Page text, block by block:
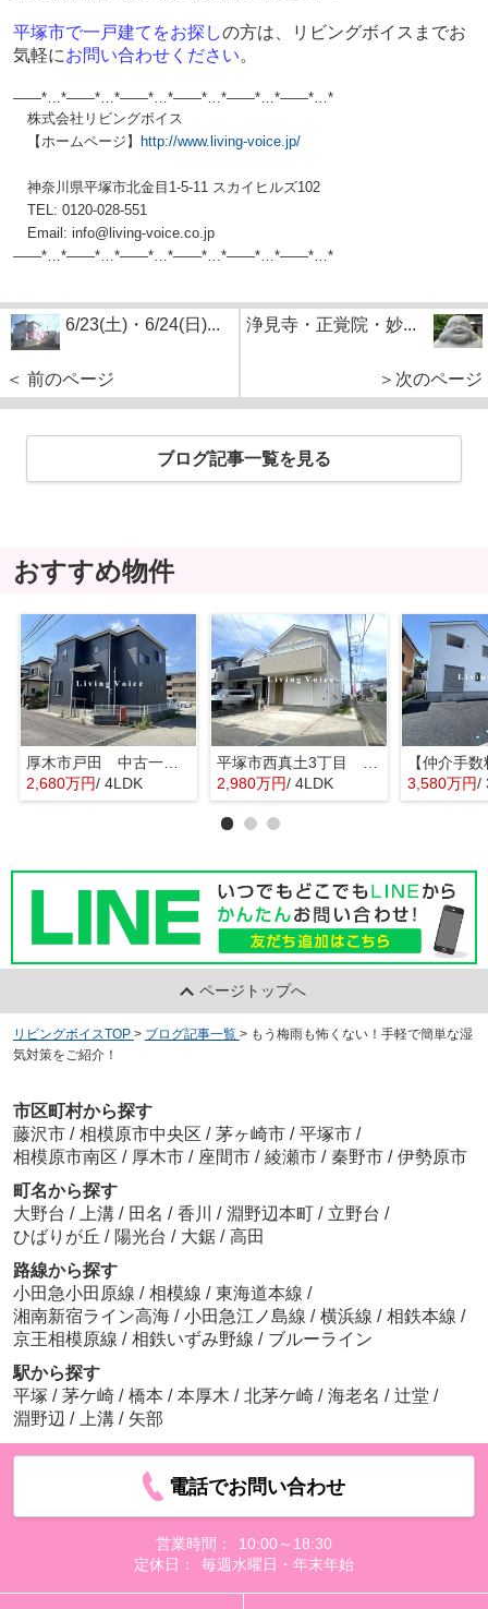
平塚市で一戸建てをお探しの方は、リビングボイスまでお
気軽にお問い合わせく ださい。
——*…*——*…*——*…*——*…*——*…*——*…*
株式会社リビングボイス
【ホームページ】 http://www.living-voice.jp/
神奈川県平塚市北金目1-5-11 スカイヒルズ102
TEL: 0120-028-551
Email: info@living-voice.co.jp
——*…*——*…*——*…*——*…*——*…*——*…*
6/23(土)・6/24(日)...
＜ 前のページ
浄見寺・正覚院・妙...
＞次のページ
ブログ記事一覧を見る
おすすめ物件
厚木市戸田 中古一戸建て
2,680万円/ 4LDK
2,980万円/ 4LDK 3,580万円/
ページトップへ
リビングボイスTOP > ブログ記事一覧 > もう梅雨も怖くない！手軽で簡単な湿
気対策をご紹介！
市区町村から探す
藤沢市 / 相模原市中央区 / 茅ヶ崎市 / 平塚市 /
相模原市南区 / 厚木市 / 座間市 / 綾瀬市 / 秦野市 / 伊勢原市
町名から探す
大野台 / 上溝 / 田名 / 香川 / 淵野辺本町 / 立野台 /
ひばりが丘 / 陽光台 / 大鋸 / 高田
路線から探す
小田急小田原線 / 相模線 / 東海道本線 /
湘南新宿ライン高海 / 小田急江ノ島線 / 横浜線 / 相鉄本線 /
京王相模原線 / 相鉄いずみ野線 / ブルーライン
駅から探す
平塚 / 茅ケ崎 / 橋本 / 本厚木 / 北茅ケ崎 / 海老名 / 辻堂 /
淵野辺 / 上溝 / 矢部
電話でお問い合わせ
営業時間：
10:00～18:30
定休日：
毎週水曜日・年末年始